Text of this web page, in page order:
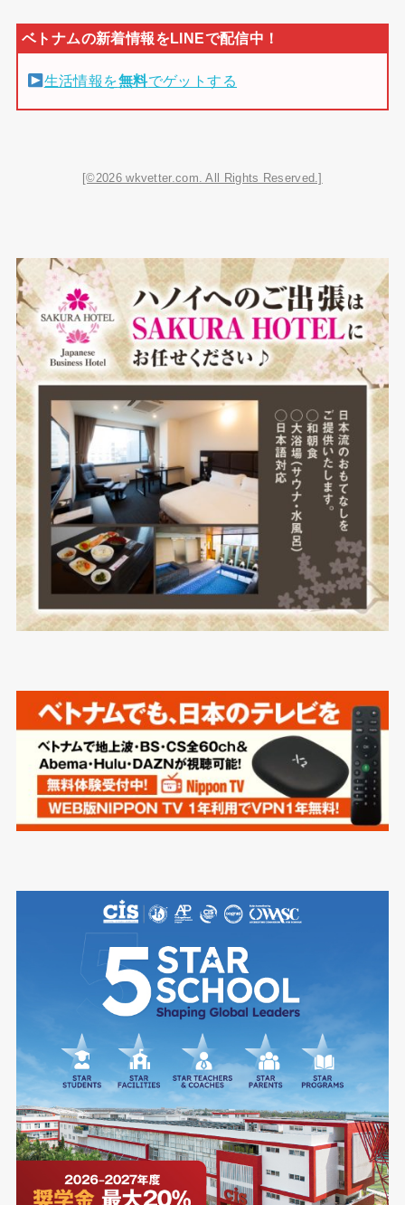
生活情報を無料でゲットする
[©2026 wkvetter.com. All Rights Reserved.]